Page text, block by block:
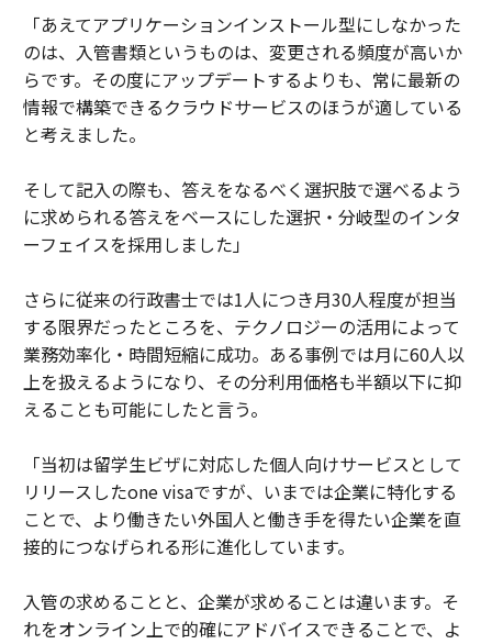
「あえてアプリケーションインストール型にしなかった
のは、入管書類というものは、変更される頻度が高いか
らです。その度にアップデートするよりも、常に最新の
情報で構築できるクラウドサービスのほうが適している
と考えました。
そして記入の際も、答えをなるべく選択肢で選べるよう
に求められる答えをベースにした選択・分岐型のインタ
ーフェイスを採用しました」
さらに従来の行政書士では1人につき月30人程度が担当
する限界だったところを、テクノロジーの活用によって
業務効率化・時間短縮に成功。ある事例では月に60人以
上を扱えるようになり、その分利用価格も半額以下に抑
えることも可能にしたと言う。
「当初は留学生ビザに対応した個人向けサービスとして
リリースしたone visaですが、いまでは企業に特化する
ことで、より働きたい外国人と働き手を得たい企業を直
接的につなげられる形に進化しています。
入管の求めることと、企業が求めることは違います。そ
れをオンライン上で的確にアドバイスできることで、よ